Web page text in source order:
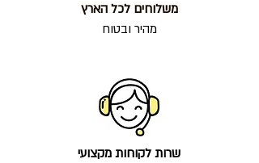
משלוחים לכל הארץ
מהיר ובטוח
שרות לקוחות מקצועי